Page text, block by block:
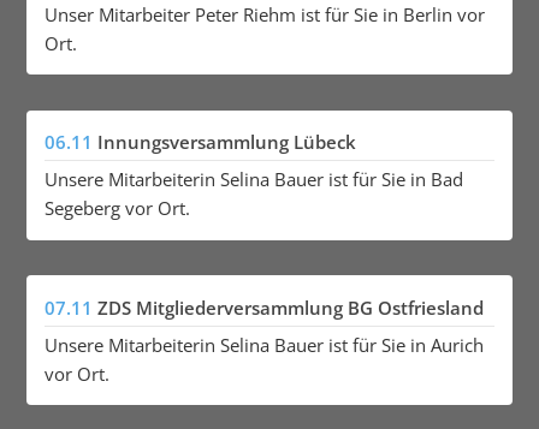
Unser Mitarbeiter Peter Riehm ist für Sie in Berlin vor
Ort.
06.11 Innungsversammlung Lübeck
Unsere Mitarbeiterin Selina Bauer ist für Sie in Bad
Segeberg vor Ort.
07.11 ZDS Mitgliederversammlung BG Ostfriesland
Unsere Mitarbeiterin Selina Bauer ist für Sie in Aurich
vor Ort.